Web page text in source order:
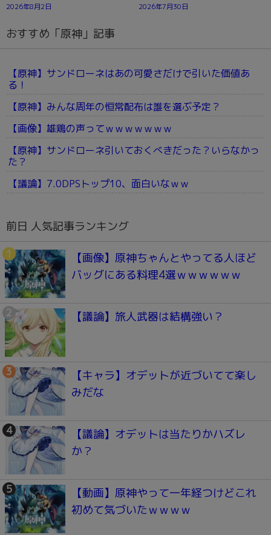
2026年8月2日 2026年7月30日
おすすめ「原神」記事
【原神】サンドローネはあの可愛さだけで引いた価値あ
る！
【原神】みんな周年の恒常配布は誰を選ぶ予定？
【画像】雄鶏の声ってｗｗｗｗｗｗｗ
【原神】サンドローネ引いておくべきだった？いらなかっ
た？
【議論】7.0DPSトップ10、面白いなｗｗ
前日 人気記事ランキング
【画像】原神ちゃんとやってる人ほど
バッグにある料理4選ｗｗｗｗｗｗ
【議論】旅人武器は結構強い？
【キャラ】オデットが近づいてて楽し
みだな
【議論】オデットは当たりかハズレ
か？
【動画】原神やって一年経つけどこれ
初めて気づいたｗｗｗｗ